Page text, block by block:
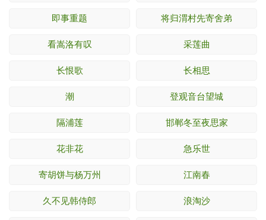
即事重题 将归渭村先寄舍弟
看嵩洛有叹 采莲曲
长恨歌 长相思
潮 登观音台望城
隔浦莲 邯郸冬至夜思家
花非花 急乐世
寄胡饼与杨万州 江南春
久不见韩侍郎 浪淘沙